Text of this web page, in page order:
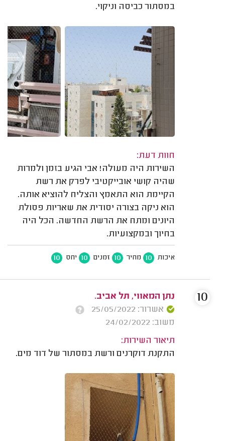
במסתור כביסה וניקוי.
חוות דעת:
השירות היה מעולה! אבי הגיע בזמן ולמרות
שהיה קושי אובייקטיבי לפרק את רשת
הקיימת הוא התאמץ והצליח להוציא אותה.
הוא ניקה בצורה יסודית את שאריות פסולת
היונים ומתח את הרשת החדשה. הכל היה
בחיוך ובמקצועיות.
איכות 10 מחיר 10 זמנים 10 יחס 10
נתן המאווי, תל אביב.
אשרור: 25/05/2022
משוב: 24/02/2022
תיאור השירות:
התקנת דוקרנים ורשת במסתור של דוד מים.
10